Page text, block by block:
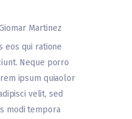
Martinez
eos qui ratione
Neque porro
ipsum quiaolor
velit, sed
modi tempora